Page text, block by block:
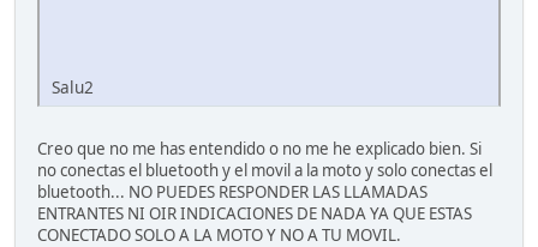
Salu2
Creo que no me has entendido o no me he explicado bien. Si
no conectas el bluetooth y el movil a la moto y solo conectas el
bluetooth... NO PUEDES RESPONDER LAS LLAMADAS
ENTRANTES NI OIR INDICACIONES DE NADA YA QUE ESTAS
CONECTADO SOLO A LA MOTO Y NO A TU MOVIL.